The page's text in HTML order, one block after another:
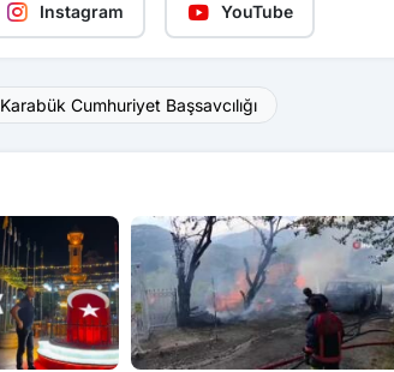
Instagram YouTube
Karabük Cumhuriyet Başsavcılığı